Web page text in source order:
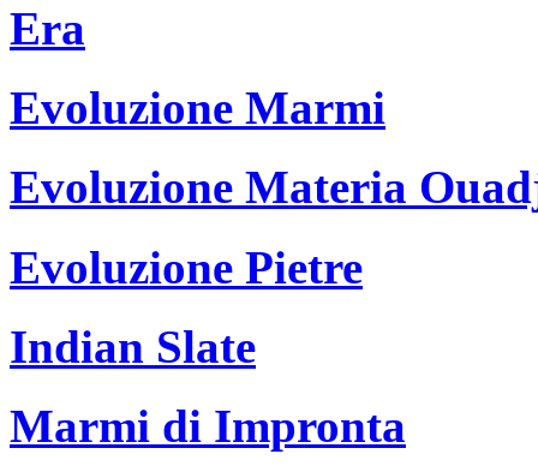
Era
Evoluzione Marmi
Evoluzione Materia
Evoluzione Pietre
Indian Slate
Marmi di Impronta